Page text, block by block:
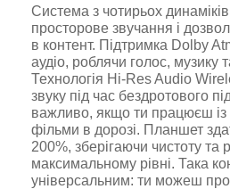
Система з чотирьох
просторове звучання і
в контент. Підтримка Dolby
аудіо, роблячи голос,
Технологія Hi-Res Audio
звуку під час бездротового
важливо, якщо ти працюєш
фільми в дорозі. Планшет
200%, зберігаючи чистоту та
максимальному рівні. Така
універсальним: ти можеш